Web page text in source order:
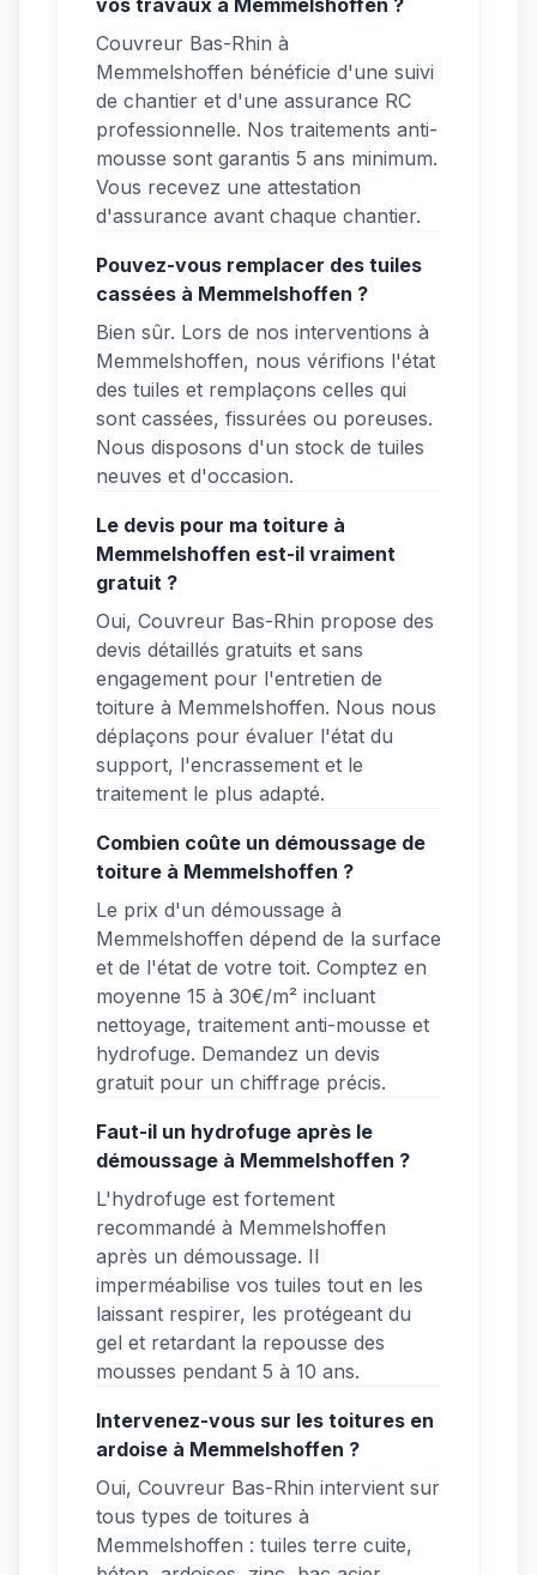
vos travaux à Memmelshoffen ?
Couvreur Bas-Rhin à
Memmelshoffen bénéficie d'une suivi
de chantier et d'une assurance RC
professionnelle. Nos traitements anti-
mousse sont garantis 5 ans minimum.
Vous recevez une attestation
d'assurance avant chaque chantier.
Pouvez-vous remplacer des tuiles
cassées à Memmelshoffen ?
Bien sûr. Lors de nos interventions à
Memmelshoffen, nous vérifions l'état
des tuiles et remplaçons celles qui
sont cassées, fissurées ou poreuses.
Nous disposons d'un stock de tuiles
neuves et d'occasion.
Le devis pour ma toiture à
Memmelshoffen est-il vraiment
gratuit ?
Oui, Couvreur Bas-Rhin propose des
devis détaillés gratuits et sans
engagement pour l'entretien de
toiture à Memmelshoffen. Nous nous
déplaçons pour évaluer l'état du
support, l'encrassement et le
traitement le plus adapté.
Combien coûte un démoussage de
toiture à Memmelshoffen ?
Le prix d'un démoussage à
Memmelshoffen dépend de la surface
et de l'état de votre toit. Comptez en
moyenne 15 à 30€/m² incluant
nettoyage, traitement anti-mousse et
hydrofuge. Demandez un devis
gratuit pour un chiffrage précis.
Faut-il un hydrofuge après le
démoussage à Memmelshoffen ?
L'hydrofuge est fortement
recommandé à Memmelshoffen
après un démoussage. Il
imperméabilise vos tuiles tout en les
laissant respirer, les protégeant du
gel et retardant la repousse des
mousses pendant 5 à 10 ans.
Intervenez-vous sur les toitures en
ardoise à Memmelshoffen ?
Oui, Couvreur Bas-Rhin intervient sur
tous types de toitures à
Memmelshoffen : tuiles terre cuite,